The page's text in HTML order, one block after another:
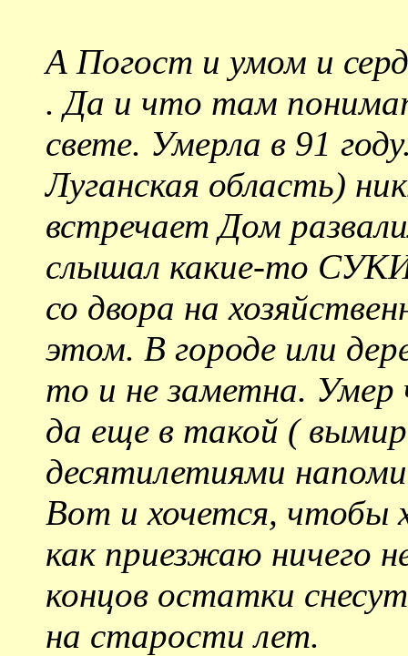
А Погост и умом и
. Да и что там
свете. Умерла в 91
Луганская область)
встречает Дом
слышал какие-то
со двора на
этом. В городе или
то и не заметна. Умер
да еще в такой (
десятилетиями
Вот и хочется, чтобы
как приезжаю ничего
концов остатки
на старости лет.